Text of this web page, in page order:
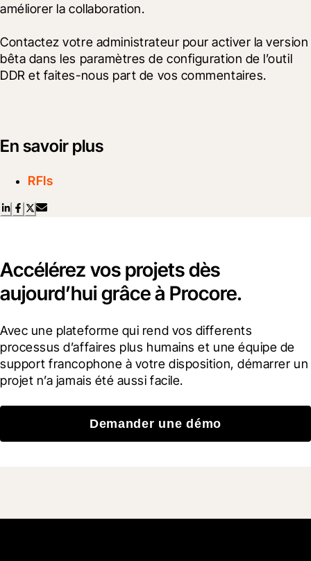
améliorer la collaboration.
Contactez votre administrateur pour activer la version
bêta dans les paramètres de configuration de l’outil
DDR et faites-nous part de vos commentaires.
En savoir plus
RFIs
Accélérez vos projets dès
aujourd’hui grâce à Procore.
Avec une plateforme qui rend vos differents
processus d’affaires plus humains et une équipe de
support francophone à votre disposition, démarrer un
projet n’a jamais été aussi facile.
Demander une démo